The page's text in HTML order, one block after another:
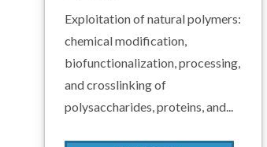
Exploitation of natural polymers:
chemical modification,
biofunctionalization, processing,
and crosslinking of
polysaccharides, proteins, and...